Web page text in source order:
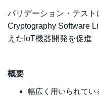
バリデーション・テス
Cryptography Software
えたIoT機器開発を促進
概要
幅広く用いられてい